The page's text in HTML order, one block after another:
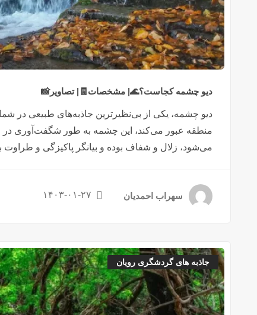
دیو چشمه کجاست؟🌊| مشخصات🧾| تصاویر📸
دیو چشمه، یکی از بی‌نظیرترین جاذبه‌های طبیعی در
منطقه عبور می‌کند، این چشمه به طور شگفت‌آوری در
می‌شود، زلال و شفاف بوده و بیانگر پاکیزگی و
سهراب احمدیان ۱۴۰۳-۰۱-۲۷
جاذبه های گردشگری رویان